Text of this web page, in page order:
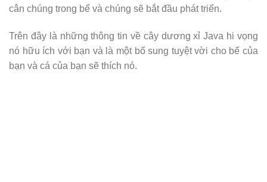
cân chúng trong bể và chúng sẽ bắt đầu phát triển.
Trên đây là những thông tin về cây dương xỉ Java hi vọng
nó hữu ích với bạn và là một bổ sung tuyệt vời cho bể của
bạn và cá của bạn sẽ thích nó.